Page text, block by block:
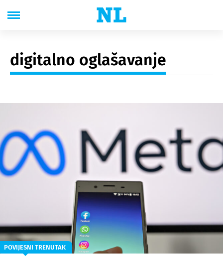
digitalno oglašavanje
POVIJESNI TRENUTAK